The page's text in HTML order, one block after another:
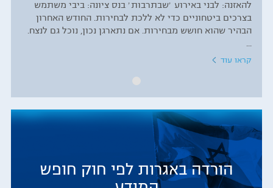
להאזנה: לבני באירוע ׳שבתרבות׳ בנס ציונה: ביבי משתמש
בצרכים ביטחוניים כדי לא ללכת לבחירות. החודש האחרון
הבהיר שהוא חושש מבחירות. אם נתארגן נכון, נוכל גם לנצח.
קראו עוד
הורדה באגרות לפי חוק חופש